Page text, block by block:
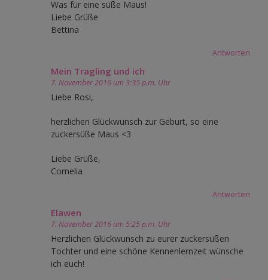
Was für eine süße Maus!
Liebe Grüße
Bettina
Antworten
Mein Tragling und ich
7. November 2016 um 3:35 p.m. Uhr
Liebe Rosi,
herzlichen Glückwunsch zur Geburt, so eine
zuckersüße Maus <3
Liebe Grüße,
Cornelia
Antworten
Elawen
7. November 2016 um 5:25 p.m. Uhr
Herzlichen Glückwunsch zu eurer zuckersüßen
Tochter und eine schöne Kennenlernzeit wünsche
ich euch!